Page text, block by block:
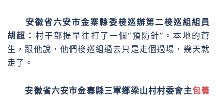
安徽省六安市金寨縣委梭巡辦第二梭巡組組員
胡超： 村干部提早往打了一個“預防針”。本地的蒼
生，跟他說，他們梭巡組過去只是走個過場，幾天就
走了。
安徽省六安市金寨縣三軍鄉梁山村村委會主包養